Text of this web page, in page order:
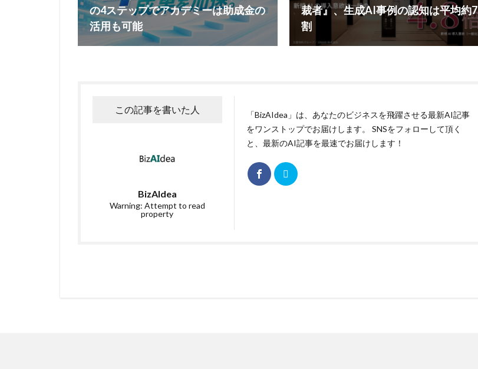
の4ステップでアカデミーは助成金の
活用も可能
裁者』、生成AI事例の認知は平均約7
割
この記事を書いた人
BizAIdea
Warning: Attempt to read
property
「BizAIdea」は、あなたのビジネスを飛躍させる最新AI記事
をワンストップでお届けします。 SNSをフォローして頂く
と、最新のAI記事を最速でお届けします！